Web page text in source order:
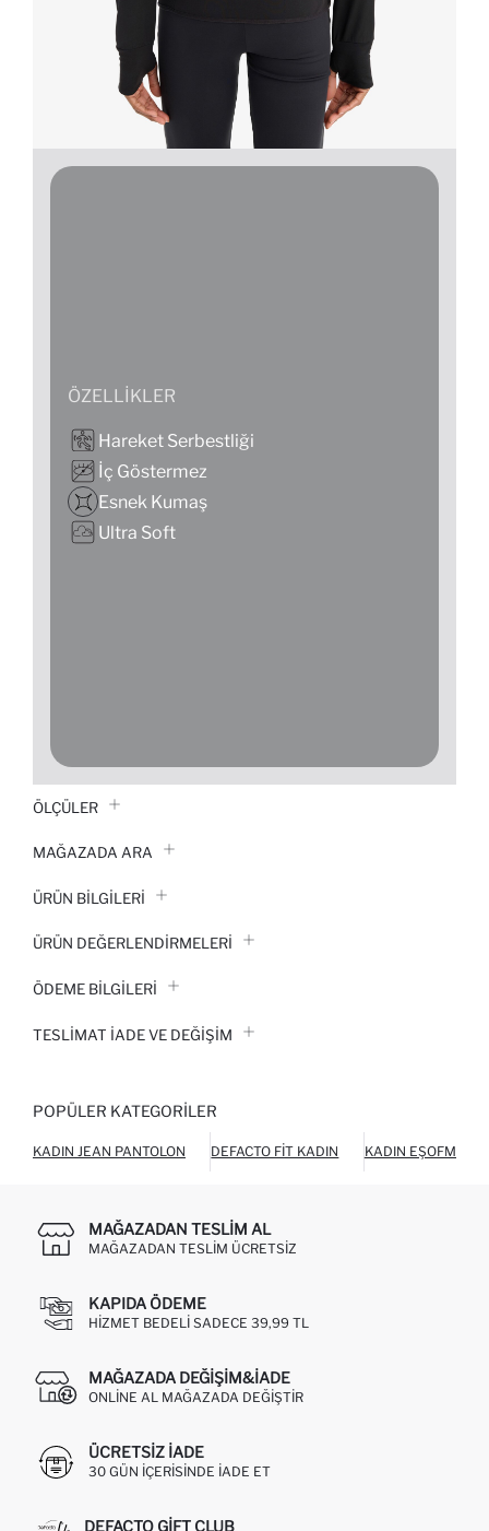
ÖZELLIKLER
Hareket Serbestliği
İç Göstermez
Esnek Kumaş
Ultra Soft
ÖLÇÜLER
MAĞAZADA ARA
ÜRÜN BILGILERI
ÜRÜN DEĞERLENDİRMELERİ
ÖDEME BİLGİLERİ
TESLIMAT İADE VE DEĞIŞIM
POPÜLER KATEGORILER
KADIN JEAN PANTOLON DEFACTO FIT KADIN KADIN EŞOFMAN
MAĞAZADAN TESLIM AL
MAĞAZADAN TESLIM ÜCRETSIZ
KAPIDA ÖDEME
HIZMET BEDELI SADECE 39,99 TL
MAĞAZADA DEĞIŞIM&İADE
ONLINE AL MAĞAZADA DEĞIŞTIR
ÜCRETSIZ IADE
30 GÜN IÇERISINDE IADE ET
DEFACTO GIFT CLUB